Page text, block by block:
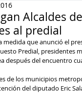
Alcaldes
al predial
medida que anunció el
Predial, presidentes
después del encuentro
de los municipios
del diputado Eric